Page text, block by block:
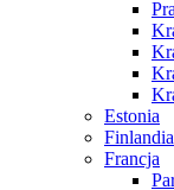
Estonia
Finlandia
Francja